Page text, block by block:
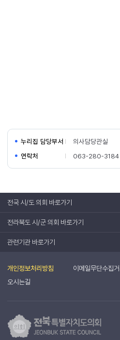
누리집 담당부서
의사담당관실
연락처
063-280-3184
전국 시/도 의회 바로가기
전라북도 시/군 의회 바로가기
관련기관 바로가기
개인정보처리방침 이메일무단수집
오시는길